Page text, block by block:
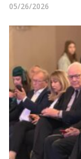
05/26/2026